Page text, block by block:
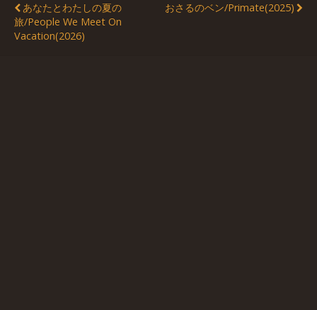
あなたとわたしの夏の
旅/People We Meet On
Vacation(2026)
おさるのベン/Primate(2025)